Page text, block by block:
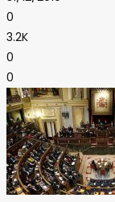
0
3.2K
0
0